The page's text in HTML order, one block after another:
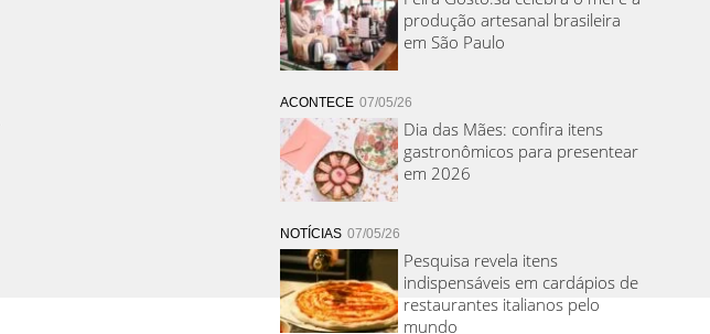
produção artesanal brasileira
em São Paulo
ACONTECE 07/05/26
Dia das Mães: confira itens
gastronômicos para presentear
em 2026
NOTÍCIAS 07/05/26
Pesquisa revela itens
indispensáveis em cardápios de
restaurantes italianos pelo
mundo